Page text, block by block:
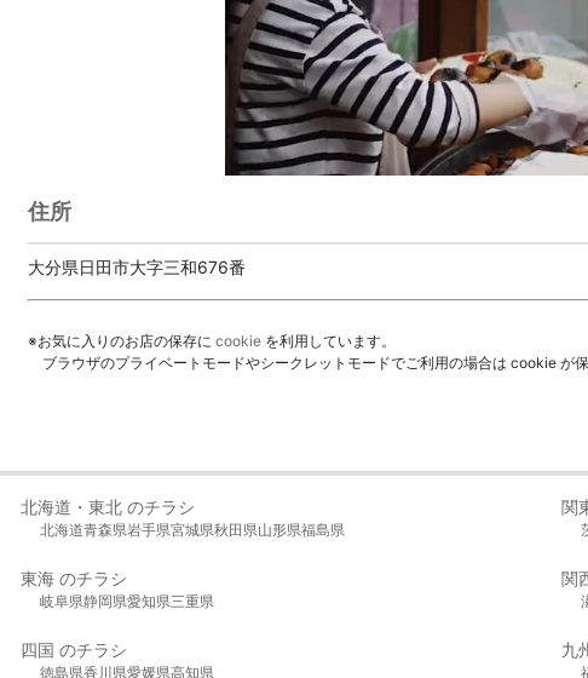
住所
大分県日田市大字三和676番
※お気に入りのお店の保存に cookie を利用しています。
ブラウザのプライベートモードやシークレットモードでご利用の場合は cookie が
北海道・東北 のチラシ
北海道青森県岩手県宮城県秋田県山形県福島県
関
東海 のチラシ
岐阜県静岡県愛知県三重県
関
四国 のチラシ
徳島県香川県愛媛県高知県
九